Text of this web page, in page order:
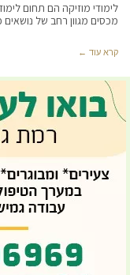
לימודי מוזיקה הם תחום
מכסים מגוון רחב של נושאים
קרא עוד ←